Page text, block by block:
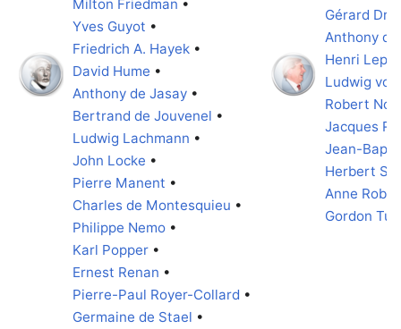
Milton Friedman •
Yves Guyot •
Friedrich A. Hayek •
David Hume •
Anthony de Jasay •
Bertrand de Jouvenel •
Ludwig Lachmann •
John Locke •
Pierre Manent •
Charles de Montesquieu •
Philippe Nemo •
Karl Popper •
Ernest Renan •
Pierre-Paul Royer-Collard •
Germaine de Stael •
Gérard
Anthony
Henri
Ludwig
Robert
Jacques
Jean-
Herbert
Anne
Gordon